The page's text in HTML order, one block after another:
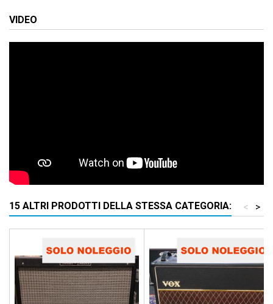
VIDEO
15 ALTRI PRODOTTI DELLA STESSA CATEGORIA: >
<